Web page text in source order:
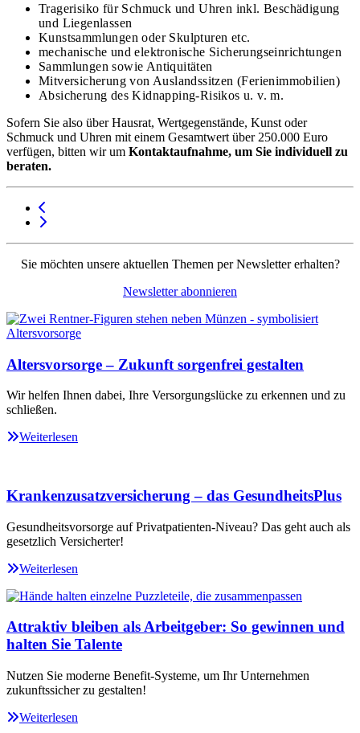
Tragerisiko für Schmuck und Uhren inkl. Beschädigung
und Liegenlassen
Kunstsammlungen oder Skulpturen etc.
mechanische und elektronische Sicherungseinrichtungen
Sammlungen sowie Antiquitäten
Mitversicherung von Auslandssitzen (Ferienimmobilien)
Absicherung des Kidnapping-Risikos u. v. m.
Sofern Sie also über Hausrat, Wertgegenstände, Kunst oder
Schmuck und Uhren mit einem Gesamtwert über 250.000 Euro
verfügen, bitten wir um Kontaktaufnahme, um Sie individuell zu
beraten.
Sie möchten unsere aktuellen Themen per Newsletter erhalten?
Newsletter abonnieren
Altersvorsorge – Zukunft sorgenfrei gestalten
Wir helfen Ihnen dabei, Ihre Versorgungslücke zu erkennen und zu
schließen.
Weiterlesen
Krankenzusatzversicherung – das GesundheitsPlus
Gesundheitsvorsorge auf Privatpatienten-Niveau? Das geht auch als
gesetzlich Versicherter!
Weiterlesen
Attraktiv bleiben als Arbeitgeber: So gewinnen und
halten Sie Talente
Nutzen Sie moderne Benefit-Systeme, um Ihr Unternehmen
zukunftssicher zu gestalten!
Weiterlesen